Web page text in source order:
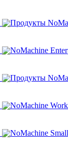
Продукты
NoMachine
Продукты
NoMachine
NoMachine